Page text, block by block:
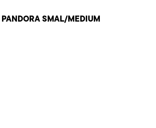
PANDORA SMAL/MEDIUM